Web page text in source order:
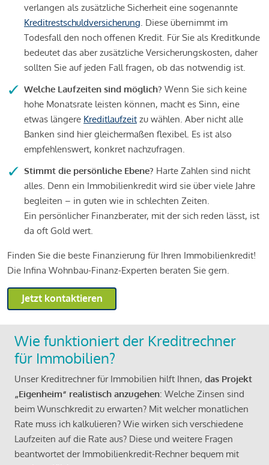
verlangen als zusätzliche Sicherheit eine sogenannte
Kreditrestschuldversicherung. Diese übernimmt im
Todesfall den noch offenen Kredit. Für Sie als Kreditkunde
bedeutet das aber zusätzliche Versicherungskosten, daher
sollten Sie auf jeden Fall fragen, ob das notwendig ist.
Welche Laufzeiten sind möglich? Wenn Sie sich keine
hohe Monatsrate leisten können, macht es Sinn, eine
etwas längere Kreditlaufzeit zu wählen. Aber nicht alle
Banken sind hier gleichermaßen flexibel. Es ist also
empfehlenswert, konkret nachzufragen.
Stimmt die persönliche Ebene? Harte Zahlen sind nicht
alles. Denn ein Immobilienkredit wird sie über viele Jahre
begleiten – in guten wie in schlechten Zeiten.
Ein persönlicher Finanzberater, mit der sich reden lässt, ist
da oft Gold wert.
Finden Sie die beste Finanzierung für Ihren Immobilienkredit!
Die Infina Wohnbau-Finanz-Experten beraten Sie gern.
Jetzt kontaktieren
Wie funktioniert der Kreditrechner
für Immobilien?
Unser Kreditrechner für Immobilien hilft Ihnen, das Projekt
„Eigenheim“ realistisch anzugehen: Welche Zinsen sind
beim Wunschkredit zu erwarten? Mit welcher monatlichen
Rate muss ich kalkulieren? Wie wirken sich verschiedene
Laufzeiten auf die Rate aus? Diese und weitere Fragen
beantwortet der Immobilienkredit-Rechner bequem mit